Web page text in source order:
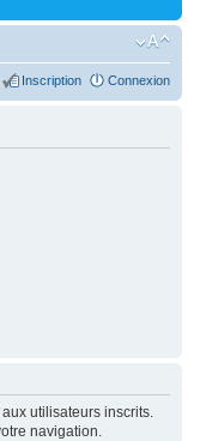
Inscription Connexion
utilisateurs inscrits.
navigation.